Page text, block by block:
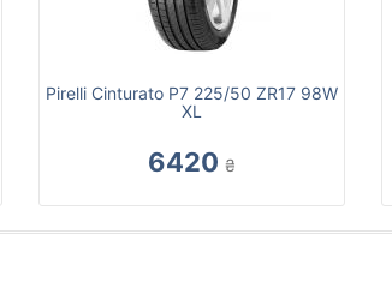
Pirelli Cinturato P7 225/50 ZR17 98W
XL
6420 ₴